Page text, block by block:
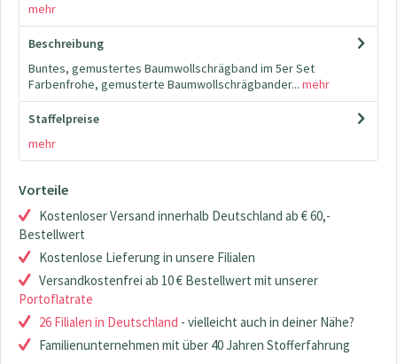
mehr
Beschreibung
Buntes, gemustertes Baumwollschrägband im 5er Set
Farbenfrohe, gemusterte Baumwollschrägbander... mehr
Staffelpreise
mehr
Vorteile
Kostenloser Versand innerhalb Deutschland ab € 60,-
Bestellwert
Kostenlose Lieferung in unsere Filialen
Versandkostenfrei ab 10 € Bestellwert mit unserer
Portoflatrate
26 Filialen in Deutschland - vielleicht auch in deiner Nähe?
Familienunternehmen mit über 40 Jahren Stofferfahrung